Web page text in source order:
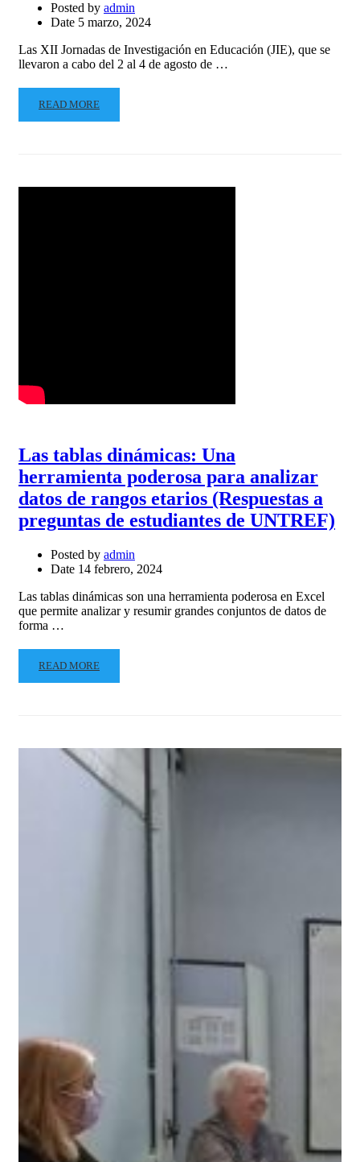
Posted by admin
Date 5 marzo, 2024
Las XII Jornadas de Investigación en Educación (JIE), que se
llevaron a cabo del 2 al 4 de agosto de …
READ MORE
Las tablas dinámicas: Una
herramienta poderosa para analizar
datos de rangos etarios (Respuestas a
preguntas de estudiantes de UNTREF)
Posted by admin
Date 14 febrero, 2024
Las tablas dinámicas son una herramienta poderosa en Excel
que permite analizar y resumir grandes conjuntos de datos de
forma …
READ MORE